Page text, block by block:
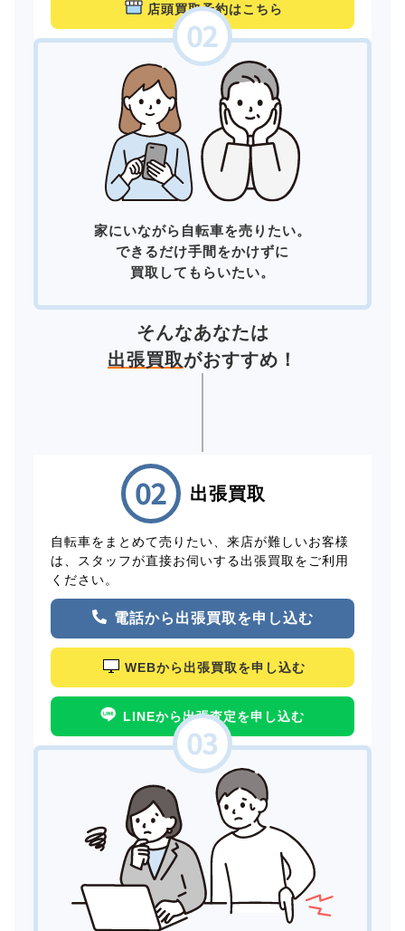
店頭買取予約はこちら
家にいながら自転車を売りたい。
できるだけ手間をかけずに
買取してもらいたい。
そんなあなたは
出張買取がおすすめ！
出張買取
自転車をまとめて売りたい、来店が難しいお客様
は、スタッフが直接お伺いする出張買取をご利用
ください。
電話から出張買取を申し込む
WEBから出張買取を申し込む
LINEから出張査定を申し込む